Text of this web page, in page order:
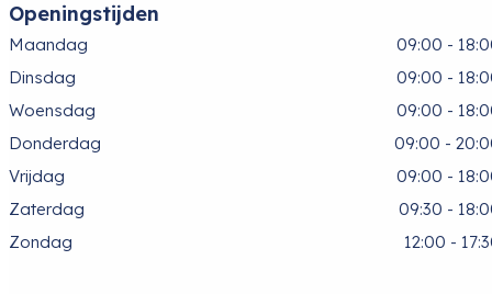
Openingstijden
Maandag
09:00 -
Dinsdag
09:00 -
Woensdag
09:00 -
Donderdag
09:00 -
Vrijdag
09:00 -
Zaterdag
09:30 -
Zondag
12:00 -